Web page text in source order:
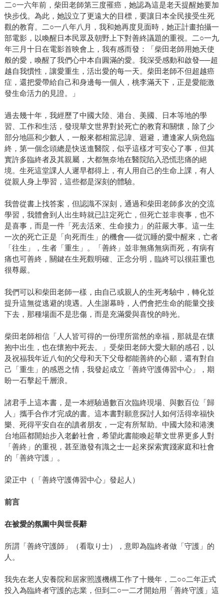
二○一六年前，柴田老師第三度罹癌，她認為這是老天提醒她要加
快步伐。為此，她設立了更遠大的目標，要讓日本全民接受生死
觀的教育。二○一八年八月，我和她再度見面時，她正計畫拍攝一
部電影，以喚醒日本民眾及朝野上下對善終議題的重視。二○一九
年三月十日在電影首映會上，我有感而發：「柴田老師用她天使
般的愛，喚醒了我們心中本自圓滿的愛。我深受感動和啟發──超
越自我慣性，讓愛重生，活出愛的每一天。柴田老師不但超越癌
症，還把愛帶給自己和身邊每一個人，桃李滿天下，正是愛能激
發生命活力的見證。」
過去幾十年，我經歷了中國大陸、港台、美國、日本等地的學
習、工作和生活，發現華文世界對於死亡的教育和關懷，除了少
部分地區和少數人，一般來都相當忌諱、迴避，遭逢家人病危臨
終，第一個念頭總是快送進醫院，似乎這樣才可安心了事，但其
實許多臨終者及其親屬，大都無奈地在醫院陷入恐慌悲痛的絕
境。生死這堂課人人遲早都得上，有人用自己的生命上課，有人
從親人身上學習，這些都是深刻的體驗。
我曾從書上找答案，但認識不深刻，通過和柴田老師多次的交流
學習，我體會到人出生時就已註定死亡，但死亡並非喪事，也不
是喜事，而是一件「死去活來、生命接力」的莊嚴大事。這一生
一次的死亡正是「向死而生」的機會──從沉睡的愛中醒來，亡者
「往生」，生者「重生」。「善終」並非無痛無病而死，有病有
痛也可善終，關鍵在生死觀明確、正念分明，臨終可以很莊重也
很尊嚴。
我們可以和柴田老師一樣，由自己或親人的生死考驗中，轉化並
提升這無從逃避的境遇。人生謝幕時，人們會把生命的能量交接
下去，那種場面不是悲傷，而是充滿愛與喜悅的時光。
柴田老師相信「人人皆可得的一份理所當然的幸福，那就是在懷
抱中出生，也在懷抱中死去。」受柴田老師大愛大願的感召，以
及祝福我年近八旬的父母和天下父母都能善終的心願，還有對自
己「重生」的感恩之情，我發起成立「善終守護傳習中心」，期
盼一石擊起千層浪。
諸君手上這本書，是一本經驗過數百次臨終現場、與數百位「歸
人」攜手合作才完成的書。這本書對願意探討人如何活得幸福快
樂、死得平安自在的讀者朋友，一定有所幫助。中國大陸和港澳
台地區都開始步入老齡社會，希望此書能喚起華文世界更多人對
「善終」的重視，甚至激發有識之士一起來探索實踐家庭和社會
的「善終守護」。
梁正中（「善終守護傳習中心」發起人）
前言
在被愛的氛圍中與世長辭
所謂「善終守護師」（看取り士），意即為臨終者做「守護」的
人。
我先在老人安養院和居家照護機構工作了十幾年，二○○二年正式
投入為臨終者守護的志業，但到二○一二才開始用「善終守護」這